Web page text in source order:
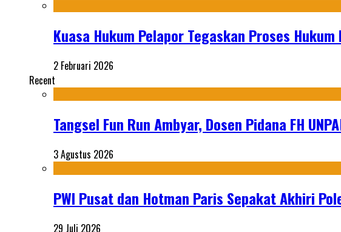
Kuasa Hukum Pelapor Tegaskan Proses
2 Februari 2026
Recent
Tangsel Fun Run Ambyar, Dosen Pidana FH
3 Agustus 2026
PWI Pusat dan Hotman Paris Sepakat Akhiri
29 Juli 2026